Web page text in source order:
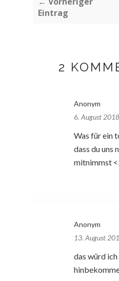
Eintrag
2
Anonym
6. August
Was für ein
dass du uns
mitnimmst
Anonym
13. August
das würd ich